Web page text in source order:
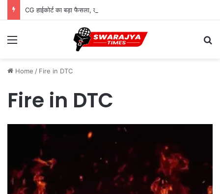
Menu
Home / Fire in DTC
Fire in DTC